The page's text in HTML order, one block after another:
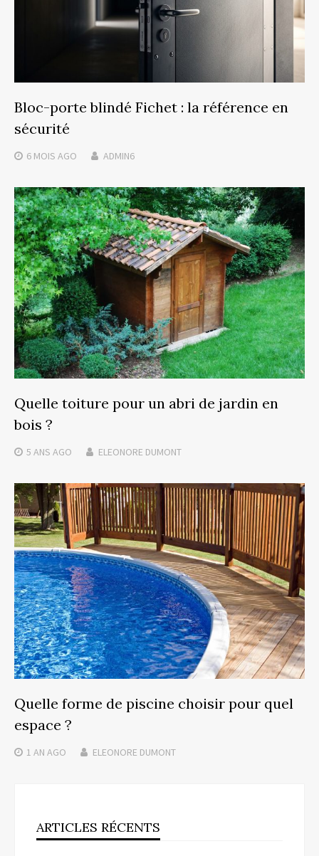
Bloc-porte blindé Fichet : la référence en
sécurité
6 MOIS AGO ADMIN6
Quelle toiture pour un abri de jardin en
bois ?
5 ANS AGO ELEONORE DUMONT
Quelle forme de piscine choisir pour quel
espace ?
1 AN AGO ELEONORE DUMONT
ARTICLES RÉCENTS